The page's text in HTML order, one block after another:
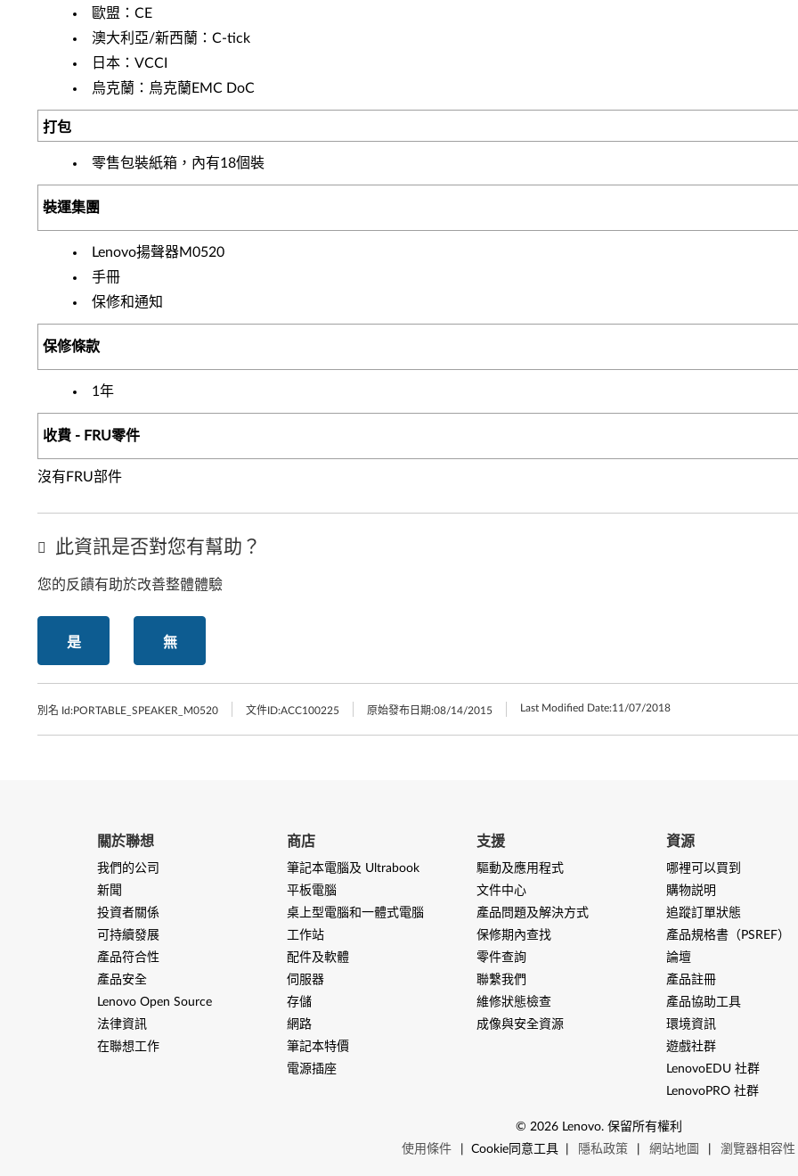
歐盟：CE
澳大利亞/新西蘭：C-tick
日本：VCCI
烏克蘭：烏克蘭EMC DoC
打包
零售包裝紙箱，內有18個裝
裝運集團
Lenovo揚聲器M0520
手冊
保修和通知
保修條款
1年
收費 - FRU零件
沒有FRU部件
此資訊是否對您有幫助？
您的反饋有助於改善整體體驗
是 無
別名 Id:PORTABLE_SPEAKER_M0520 文件ID:ACC100225 原始發布日期:08/14/2015 Last Modified Date:11/07/2018
關於聯想
我們的公司
新聞
投資者關係
可持續發展
產品符合性
產品安全
Lenovo Open Source
法律資訊
在聯想工作
商店
筆記本電腦及 Ultrabook
平板電腦
桌上型電腦和一體式電腦
工作站
配件及軟體
伺服器
存儲
網路
筆記本特價
電源插座
支援
驅動及應用程式
文件中心
產品問題及解決方式
保修期內查找
零件查詢
聯繫我們
維修狀態檢查
成像與安全資源
資源
哪裡可以買到
購物説明
追蹤訂單狀態
產品規格書（PSREF）
論壇
產品註冊
產品協助工具
環境資訊
遊戲社群
LenovoEDU 社群
LenovoPRO 社群
© 2026 Lenovo. 保留所有權利
使用條件
Cookie同意工具 隱私政策 網站地圖 瀏覽器相容性